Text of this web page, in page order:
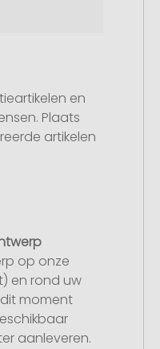
en
Plaats
artikelen
op onze
en rond uw
moment
aanleveren.